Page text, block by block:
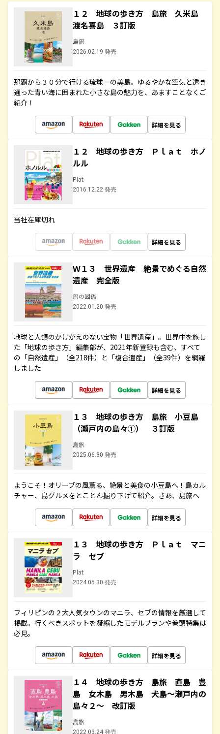
１２ 地球の歩き方 島旅 久米島
渡名喜島 ３訂版
島旅
2026.02.19 発売
那覇から３０分で行ける琉球一の美島。ゆるやかな空気と透き
通った青い海に囲まれた小さな島の魅力を、あますことなくご
紹介！
詳細を見る
１２ 地球の歩き方 Ｐｌａｔ ホノ
ルル
Plat
2016.12.22 発売
当社在庫切れ
詳細を見る
Ｗ１３ 世界遺産 絶景でめぐる自然
遺産 完全版
旅の図鑑
2022.01.20 発売
地球と人類のかけがえのない宝物「世界遺産」。世界中を旅し
た「地球の歩き方」編集部が、2021年新登録も含む、すべて
の「自然遺産」（全218件）と「複合遺産」（全39件）を網羅
しました
詳細を見る
１３ 地球の歩き方 島旅 小豆島
（瀬戸内の島々①） ３訂版
島旅
2025.06.30 発売
ようこそ！オリーブの風薫る、絶景と美食の小豆島へ！島カル
チャー、島グルメをとことん掘り下げて紹介。さあ、島旅へ
詳細を見る
１３ 地球の歩き方 Ｐｌａｔ マニ
ラ セブ
Plat
2024.05.30 発売
フィリピンの２大人気タウンのマニラ、セブの情報を厳選して
掲載。行くべきスポットを凝縮したモデルプランや巻頭特集は
必見。
詳細を見る
１４ 地球の歩き方 島旅 直島 豊
島 女木島 男木島 犬島～瀬戸内の
島々２～ 改訂版
島旅
2022.03.24 発売